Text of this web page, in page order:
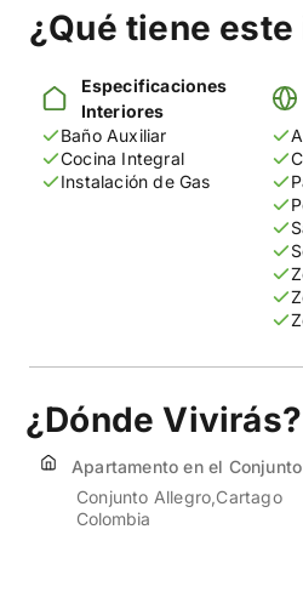
¿Qué tiene
Especificaciones
Interiores
Baño Auxiliar
Cocina Integral
Instalación de Gas
¿Dónde Vivirás?
Apartamento en el
Conjunto Allegro Cartago
Colombia